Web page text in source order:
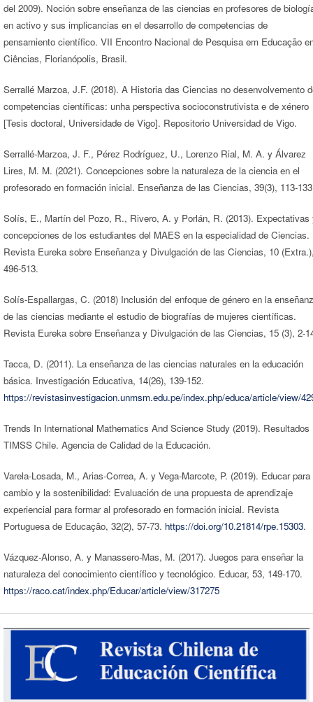
del 2009). Noción sobre enseñanza de las ciencias en profesores de
en activo y sus implicancias en el desarrollo de competencias de
pensamiento científico. VII Encontro Nacional de Pesquisa em Educação
Ciências, Florianópolis, Brasil.
Serrallé Marzoa, J.F. (2018). A Historia das Ciencias no desenvolvemento
competencias científicas: unha perspectiva socioconstrutivista e de xénero
[Tesis doctoral, Universidade de Vigo]. Repositorio Universidad de Vigo.
Serrallé-Marzoa, J. F., Pérez Rodríguez, U., Lorenzo Rial, M. A. y Álvarez
Lires, M. M. (2021). Concepciones sobre la naturaleza de la ciencia en el
profesorado en formación inicial. Enseñanza de las Ciencias, 39(3), 113-
Solís, E., Martín del Pozo, R., Rivero, A. y Porlán, R. (2013). Expectativas
concepciones de los estudiantes del MAES en la especialidad de Ciencias.
Revista Eureka sobre Enseñanza y Divulgación de las Ciencias, 10
496-513.
Solís-Espallargas, C. (2018) Inclusión del enfoque de género en la
de las ciencias mediante el estudio de biografías de mujeres científicas.
Revista Eureka sobre Enseñanza y Divulgación de las Ciencias, 15 (3), 2-
Tacca, D. (2011). La enseñanza de las ciencias naturales en la educación
básica. Investigación Educativa, 14(26), 139-152.
https://revistasinvestigacion.unmsm.edu.pe/index.php/educa/article/view/
Trends In International Mathematics And Science Study (2019). Resultados
TIMSS Chile. Agencia de Calidad de la Educación.
Varela-Losada, M., Arias-Correa, A. y Vega-Marcote, P. (2019). Educar para
cambio y la sostenibilidad: Evaluación de una propuesta de aprendizaje
experiencial para formar al profesorado en formación inicial. Revista
Portuguesa de Educação, 32(2), 57-73. https://doi.org/10.21814/rpe.15303.
Vázquez-Alonso, A. y Manassero-Mas, M. (2017). Juegos para enseñar la
naturaleza del conocimiento científico y tecnológico. Educar, 53, 149-170.
https://raco.cat/index.php/Educar/article/view/317275